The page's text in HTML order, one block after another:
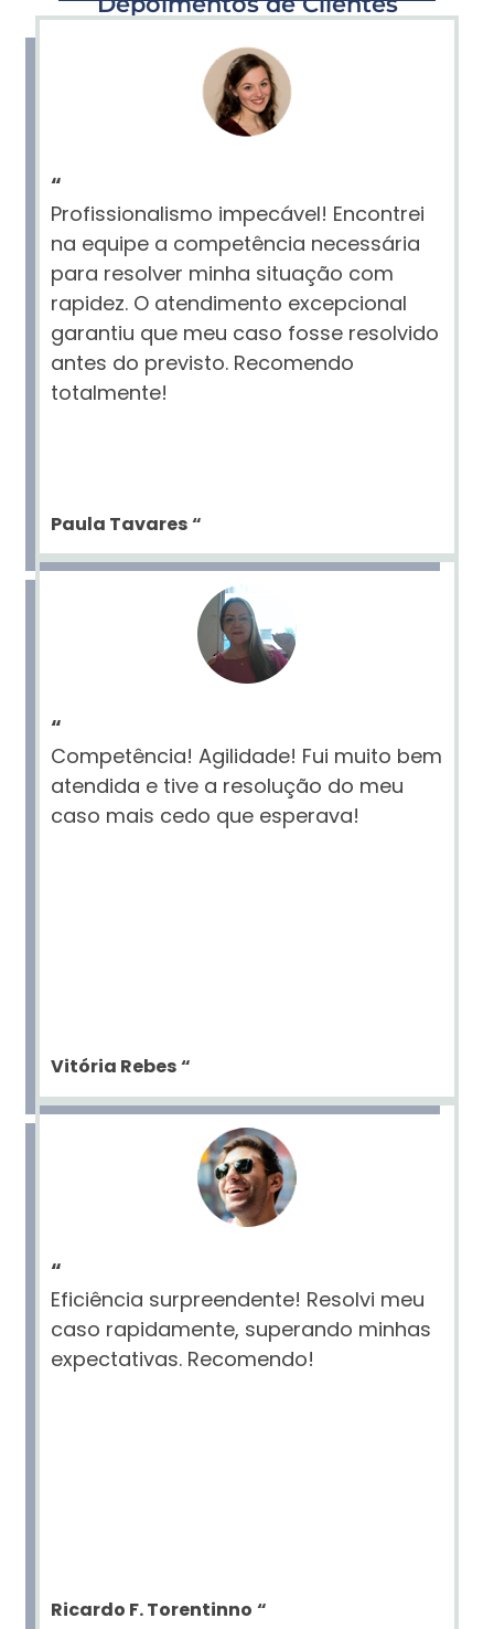
“
Profissionalismo impecável! Encontrei
na equipe a competência necessária
para resolver minha situação com
rapidez. O atendimento excepcional
garantiu que meu caso fosse resolvido
antes do previsto. Recomendo
totalmente!
Paula Tavares“
“
Competência! Agilidade! Fui muito bem
atendida e tive a resolução do meu
caso mais cedo que esperava!
Vitória Rebes“
“
Eficiência surpreendente! Resolvi meu
caso rapidamente, superando minhas
expectativas. Recomendo!
Ricardo F. Torentinno “